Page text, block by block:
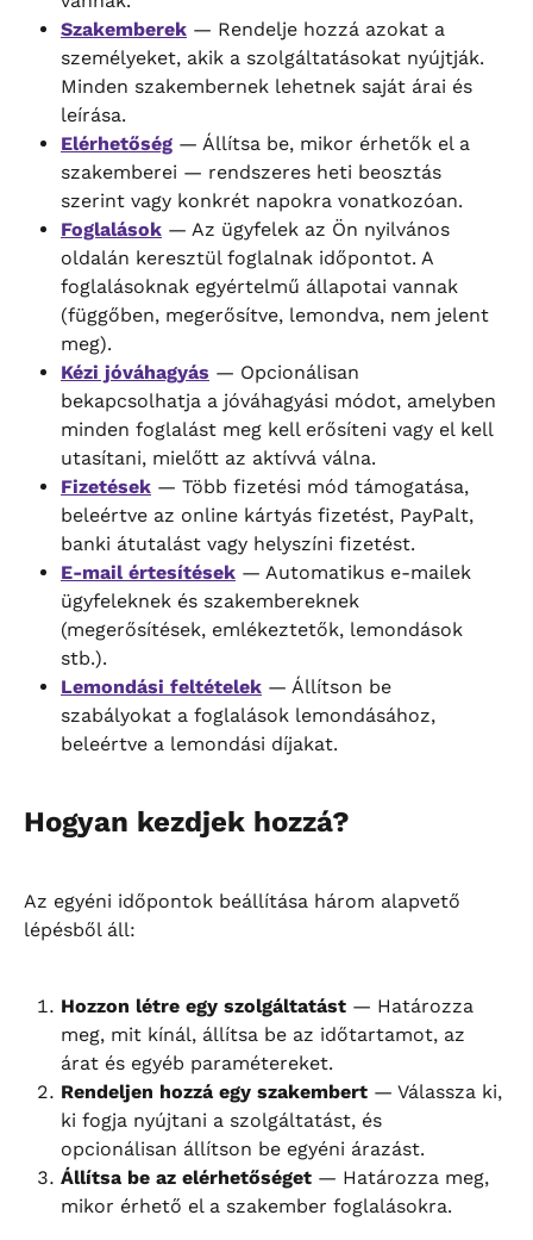
Szakemberek — Rendelje hozzá azokat a
személyeket, akik a szolgáltatásokat nyújtják.
Minden szakembernek lehetnek saját árai és
leírása.
Elérhetőség — Állítsa be, mikor érhetők el a
szakemberei — rendszeres heti beosztás
szerint vagy konkrét napokra vonatkozóan.
Foglalások — Az ügyfelek az Ön nyilvános
oldalán keresztül foglalnak időpontot. A
foglalásoknak egyértelmű állapotai vannak
(függőben, megerősítve, lemondva, nem jelent
meg).
Kézi jóváhagyás — Opcionálisan
bekapcsolhatja a jóváhagyási módot, amelyben
minden foglalást meg kell erősíteni vagy el kell
utasítani, mielőtt az aktívvá válna.
Fizetések — Több fizetési mód támogatása,
beleértve az online kártyás fizetést, PayPalt,
banki átutalást vagy helyszíni fizetést.
E-mail értesítések — Automatikus e-mailek
ügyfeleknek és szakembereknek
(megerősítések, emlékeztetők, lemondások
stb.).
Lemondási feltételek — Állítson be
szabályokat a foglalások lemondásához,
beleértve a lemondási díjakat.
Hogyan kezdjek hozzá?
Az egyéni időpontok beállítása három alapvető
lépésből áll:
Hozzon létre egy szolgáltatást — Határozza
meg, mit kínál, állítsa be az időtartamot, az
árat és egyéb paramétereket.
Rendeljen hozzá egy szakembert — Válassza ki,
ki fogja nyújtani a szolgáltatást, és
opcionálisan állítson be egyéni árazást.
Állítsa be az elérhetőséget — Határozza meg,
mikor érhető el a szakember foglalásokra.